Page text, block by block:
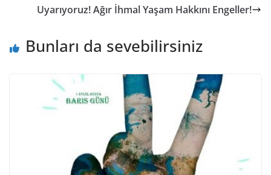
Uyarıyoruz! Ağır İhmal Yaşam Hakkını Engeller!
Bunları da sevebilirsiniz